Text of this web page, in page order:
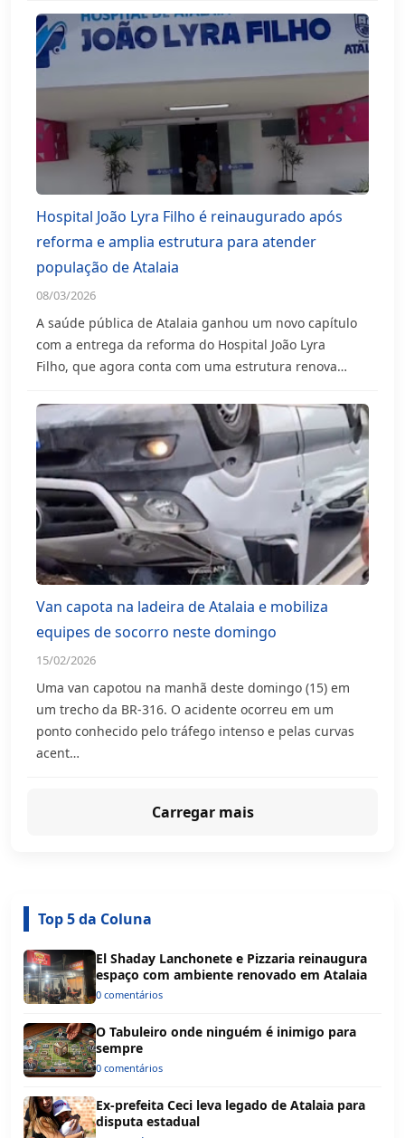
Hospital João Lyra Filho é reinaugurado após
reforma e amplia estrutura para atender
população de Atalaia
08/03/2026
A saúde pública de Atalaia ganhou um novo capítulo
com a entrega da reforma do Hospital João Lyra
Filho, que agora conta com uma estrutura renova…
Van capota na ladeira de Atalaia e mobiliza
equipes de socorro neste domingo
15/02/2026
Uma van capotou na manhã deste domingo (15) em
um trecho da BR-316. O acidente ocorreu em um
ponto conhecido pelo tráfego intenso e pelas curvas
acent…
Carregar mais
Top 5 da Coluna
El Shaday Lanchonete e Pizzaria reinaugura
espaço com ambiente renovado em Atalaia
0 comentários
O Tabuleiro onde ninguém é inimigo para
sempre
0 comentários
Ex-prefeita Ceci leva legado de Atalaia para
disputa estadual